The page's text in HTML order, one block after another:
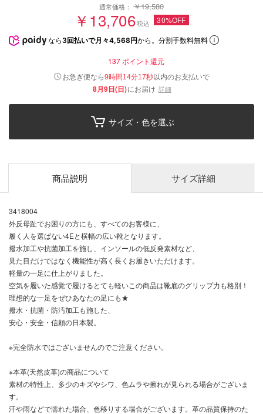
通常価格： ￥19,580
￥13,706税込 30%OFF
なら 3回払いで月々4,568円から。分割手数料無料
137ポイント還元
お急ぎ便なら9時間14分16秒以内のお支払いで
8月9日(日)にお届け 詳細
サイズ・色を選ぶ
商品説明 サイズ詳細
3418004
外反母趾でお困りの方にも、すべてのお客様に、
履く人を選ばない4Eと横幅の広い靴となります。
撥水加工や抗菌加工を施し、インソールの低反発素材など、
見た目だけではなく機能性が高く長くお履きいただけます。
軽量の一足に仕上がりました。
空気を履いた感覚で履けるとても軽いこの商品は靴底のグリップ力も格別！
理想的な一足をぜひあなたの足にも★
撥水・抗菌・防汚加工も施した、
安心・安全・信頼の日本製。
※完全防水ではございませんのでご注意ください。
※本革(天然皮革)の商品について
素材の特性上、多少のキズやシワ、色ムラや擦れが見られる場合がございま
す。
汗や雨などで濡れた場合、色移りする場合がございます。革の品質保持のた